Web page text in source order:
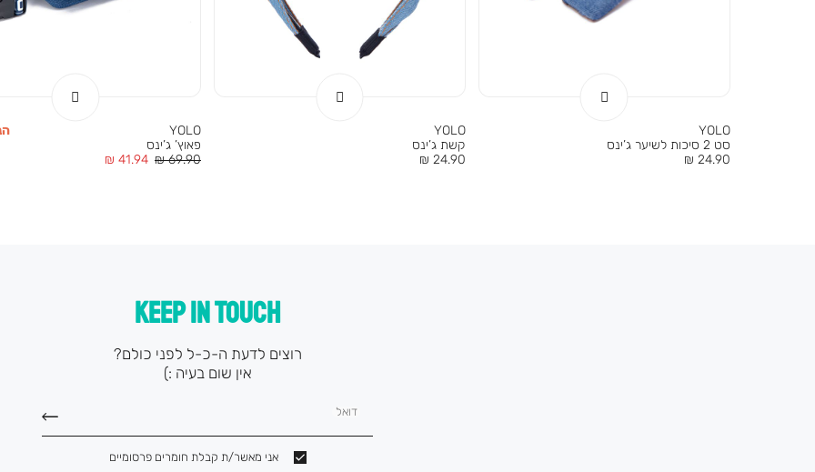
YOLO
סט 2 סיכות לשיער ג’ינס
מחיר
24.90 ₪
YOLO
קשת ג’ינס
מחיר
24.90 ₪
YOLO
פאוץ’ ג’ינס
מחיר
41.94 ₪
מחיר
69.90 ₪
KEEP IN TOUCH
רוצים לדעת ה-כ-ל לפני כולם?
אין שום בעיה :)
דואל
אני מאשר/ת קבלת חומרים פרסומיים